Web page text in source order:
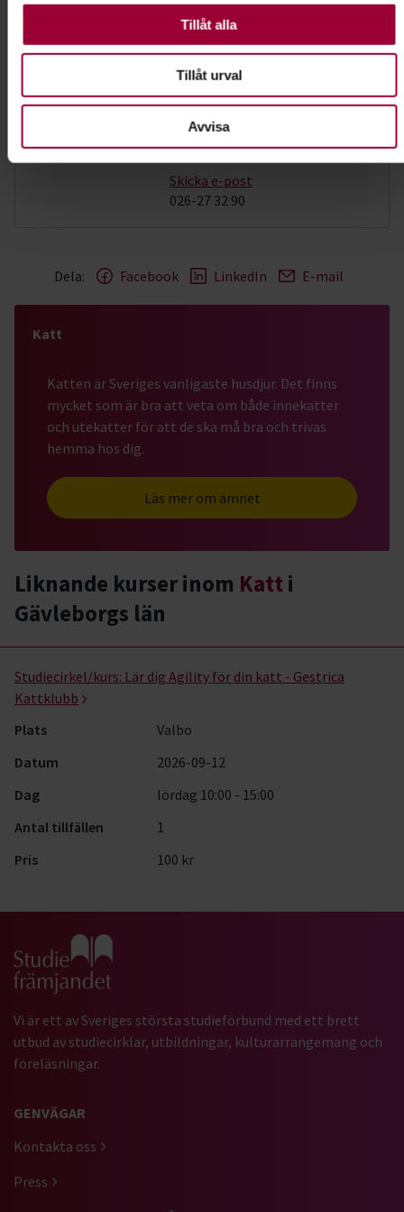
Tillåt alla
Tillåt urval
Avvisa
Carina Carlsson
Verksamhetsutvecklare Hund,
Natur & Miljö
Skicka e-post
026-27 32 90
Dela: Facebook LinkedIn E-mail
Katt
Katten är Sveriges vanligaste husdjur. Det finns
mycket som är bra att veta om både innekatter
och utekatter för att de ska må bra och trivas
hemma hos dig.
Läs mer om ämnet
Liknande kurser inom Katt i
Gävleborgs län
Studiecirkel/kurs: Lär dig Agility för din katt - Gestrica
Kattklubb
Plats
Valbo
Datum
2026-09-12
Dag
lördag 10:00 - 15:00
Antal tillfällen
1
Pris
100 kr
Gå till studiefrämjandets startsida
Vi är ett av Sveriges största studieförbund med ett brett
utbud av studiecirklar, utbildningar, kulturarrangemang och
föreläsningar.
GENVÄGAR
Kontakta oss
Press